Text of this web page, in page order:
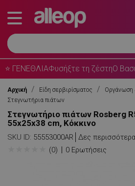
⭐ ΓΕΝΕΘΛΙΑΦυσήξτε τη ζέστηΟ
Αρχική Είδη σερβιρίσματος
Οργάνωση
Στεγνωτήρια πιάτων
Στεγνωτήριο πιάτων Rosberg
55x25x38 cm, Κόκκινο
SKU ID: 55553000AR Δες περισσότερα
(0) 0 Ερωτήσεις